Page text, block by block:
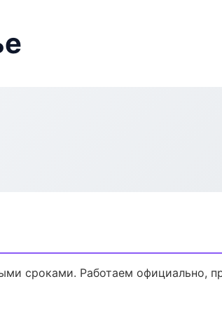
сроками. Работаем официально,